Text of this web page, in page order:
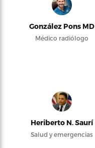
González Pons MD
Médico radiólogo
Heriberto N. Saurí
Salud y emergencias